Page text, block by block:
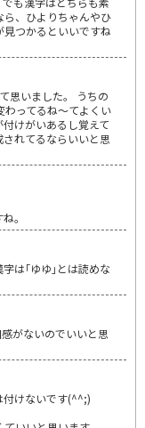
、ひよりちゃんやひ
つかるといいですね
思いました。 うちの
わってるね～てよくい
けがいあるし覚えて
れてるならいいと思
。
は｢ゆゆ｣とは読めな
がないのでいいと思
付けないです(^^;)